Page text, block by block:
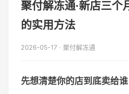
聚付解冻通·新店三个
的实用方法
2026-05-17 · 聚付解冻通
先想清楚你的店到底卖给谁